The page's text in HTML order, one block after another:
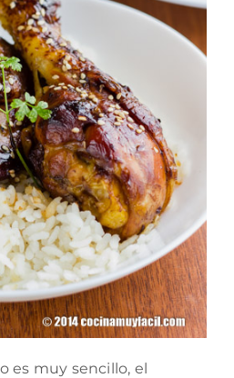
es muy sencillo, el